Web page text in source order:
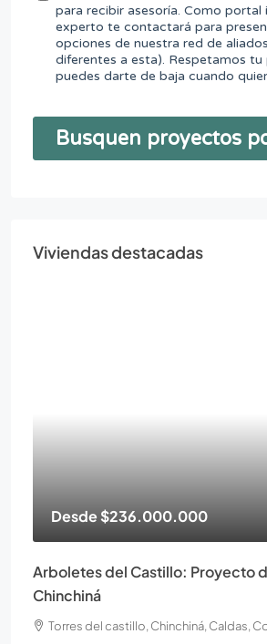
Viviendas destacadas
Desde$236.000.000
Arboletes del Castillo: Proyecto
Chinchiná
Torres del castillo, Chinchiná, Caldas,